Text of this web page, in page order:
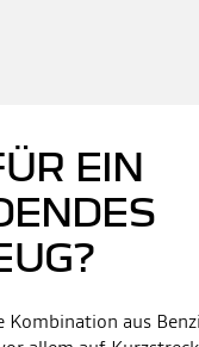
EIN
Kombination aus